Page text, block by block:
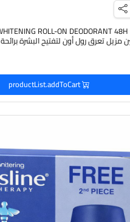
ROLL-ON DEODORANT
productList.addToCart